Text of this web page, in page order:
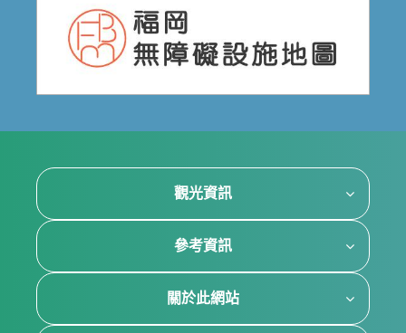
觀光資訊
參考資訊
關於此網站